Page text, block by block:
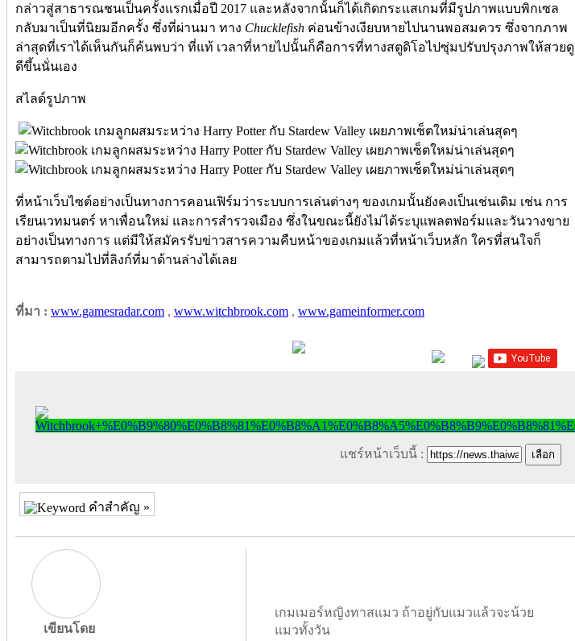
กล่าวสู่สาธารณชนเป็นครั้งแรกเมื่อปี 2017 และหลังจากนั้นก็ได้เกิดกระแสเกมที่มีรูปภาพแบบพิกเซล
กลับมาเป็นที่นิยมอีกครั้ง ซึ่งที่ผ่านมา ทาง Chucklefish ค่อนข้างเงียบหายไปนานพอสมควร ซึ่งจากภาพ
ล่าสุดที่เราได้เห็นกันก็ค้นพบว่า ที่แท้ เวลาที่หายไปนั้นก็คือการที่ทางสตูดิโอไปซุ่มปรับปรุงภาพให้สวยดู
ดีขึ้นนั่นเอง
สไลด์รูปภาพ
ที่หน้าเว็บไซต์อย่างเป็นทางการคอนเฟิร์มว่าระบบการเล่นต่างๆ ของเกมนั้นยังคงเป็นเช่นเดิม เช่น การ
เรียนเวทมนตร์ หาเพื่อนใหม่ และการสำรวจเมือง ซึ่งในขณะนี้ยังไม่ได้ระบุแพลตฟอร์มและวันวางขาย
อย่างเป็นทางการ แต่มีให้สมัครรับข่าวสารความคืบหน้าของเกมแล้วที่หน้าเว็บหลัก ใครที่สนใจก็
สามารถตามไปที่ลิงก์ที่มาด้านล่างได้เลย
ที่มา : www.gamesradar.com , www.witchbrook.com , www.gameinformer.com
แชร์หน้าเว็บนี้ :
คำสำคัญ »
เขียนโดย
เกมเมอร์หญิงทาสแมว ถ้าอยู่กับแมวแล้วจะน้วย
แมวทั้งวัน